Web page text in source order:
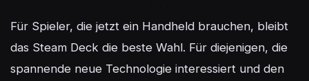
Für Spieler, die jetzt ein Handheld brauchen, bleibt
das Steam Deck die beste Wahl. Für diejenigen, die
spannende neue Technologie interessiert und den